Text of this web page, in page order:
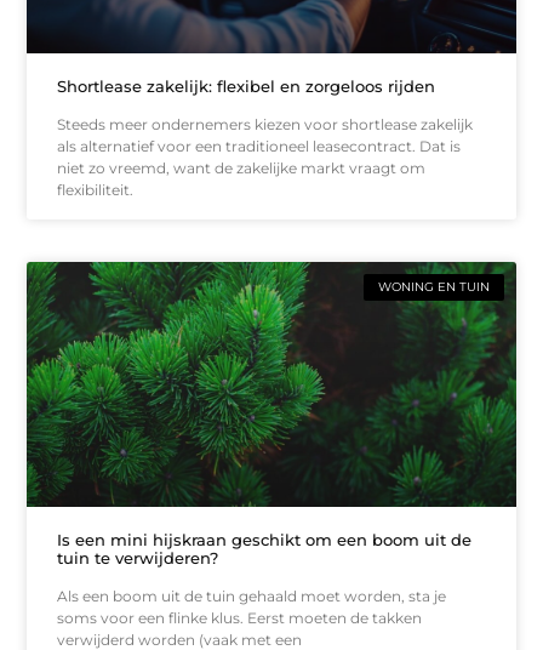
Shortlease zakelijk: flexibel en zorgeloos rijden
Steeds meer ondernemers kiezen voor shortlease zakelijk
als alternatief voor een traditioneel leasecontract. Dat is
niet zo vreemd, want de zakelijke markt vraagt om
flexibiliteit.
WONING EN TUIN
Is een mini hijskraan geschikt om een boom uit de
tuin te verwijderen?
Als een boom uit de tuin gehaald moet worden, sta je
soms voor een flinke klus. Eerst moeten de takken
verwijderd worden (vaak met een